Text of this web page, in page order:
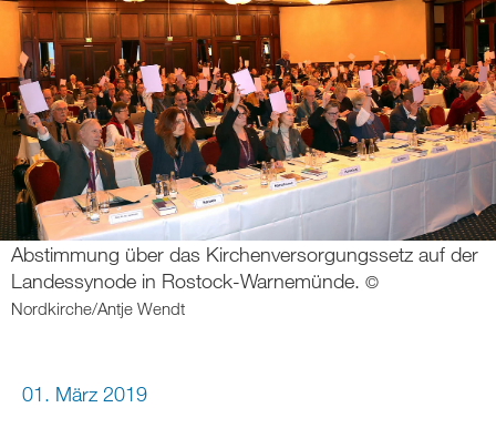
Abstimmung über das Kirchenversorgungssetz auf der
Landessynode in Rostock-Warnemünde. ©
Nordkirche/Antje Wendt
01. März 2019